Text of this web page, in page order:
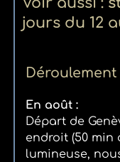
Voir aussi :
jours du 12
Déroulement
En août :
Départ de
endroit (50 min
lumineuse,